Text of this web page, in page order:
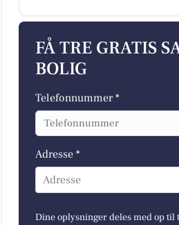
FÅ TRE GRATIS
BOLIG
Telefonnummer *
Adresse *
Adresse
Dine oplysninger deles med op til